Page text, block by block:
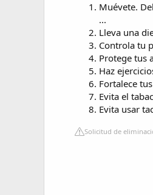
Muévete.
...
Lleva una
Controla tu
Protege tus
Haz
Fortalece
Evita el
Evita usar
Solicitud de